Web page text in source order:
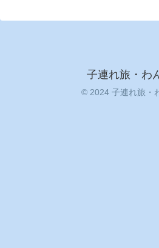
子連れ旅・わ
© 2024 子連れ旅・